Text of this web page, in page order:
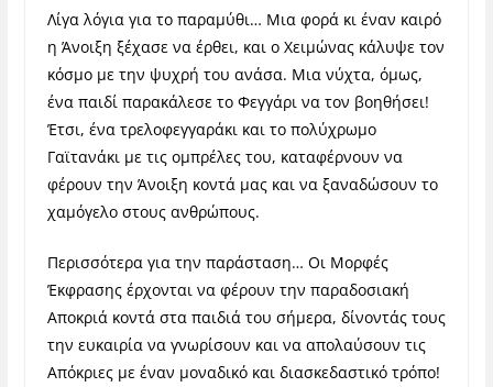
Λίγα λόγια για το παραμύθι… Μια φορά κι έναν καιρό
η Άνοιξη ξέχασε να έρθει, και ο Χειμώνας κάλυψε τον
κόσμο με την ψυχρή του ανάσα. Μια νύχτα, όμως,
ένα παιδί παρακάλεσε το Φεγγάρι να τον βοηθήσει!
Έτσι, ένα τρελοφεγγαράκι και το πολύχρωμο
Γαϊτανάκι με τις ομπρέλες του, καταφέρνουν να
φέρουν την Άνοιξη κοντά μας και να ξαναδώσουν το
χαμόγελο στους ανθρώπους.
Περισσότερα για την παράσταση… Οι Μορφές
Έκφρασης έρχονται να φέρουν την παραδοσιακή
Αποκριά κοντά στα παιδιά του σήμερα, δίνοντάς τους
την ευκαιρία να γνωρίσουν και να απολαύσουν τις
Απόκριες με έναν μοναδικό και διασκεδαστικό τρόπο!